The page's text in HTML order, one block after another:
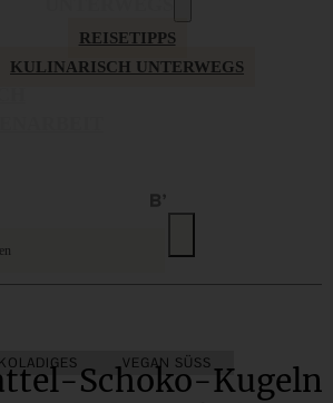
REISETIPPS
KULINARISCH UNTERWEGS
VEGAN SÜSS
Schoko-Kugeln